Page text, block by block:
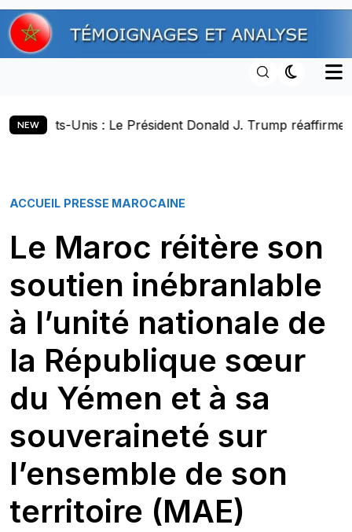
Skip
to
content
NEW
Président Donald J. Trump réaffirme la souveraineté
ACCUEIL PRESSE MAROCAINE
Le Maroc réitère son
soutien inébranlable
à l’unité nationale de
la République sœur
du Yémen et à sa
souveraineté sur
l’ensemble de son
territoire (MAE)